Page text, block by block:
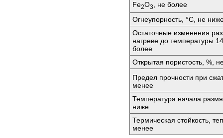
Fе2O3
, не более
Огнеупорность, °C, не
Остаточные изменения
нагреве до температуры
более
Открытая пористость, %,
Предел прочности при
менее
Температура начала
ниже
Термическая стойкость,
менее